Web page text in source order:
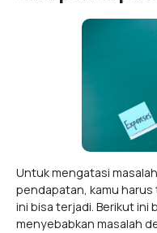
Untuk mengatasi
pendapatan, kamu
ini bisa terjadi. Berikut ini
menyebabkan masalah